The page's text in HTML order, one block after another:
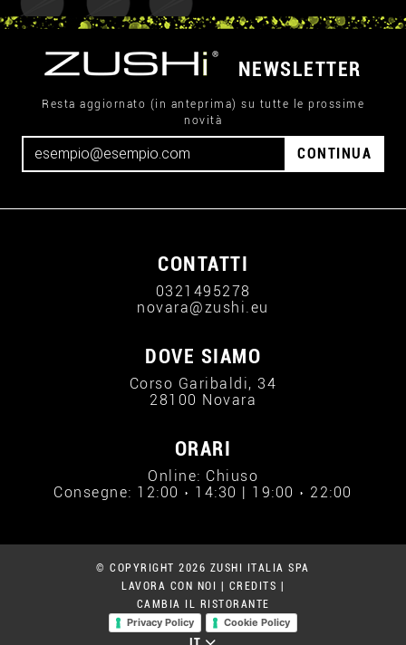
NEWSLETTER
Resta aggiornato (in anteprima) su tutte le prossime
novità
CONTINUA
CONTATTI
0321495278
novara@zushi.eu
DOVE SIAMO
Corso Garibaldi, 34
28100 Novara
ORARI
Online: Chiuso
Consegne: 12:00 › 14:30 | 19:00 › 22:00
© COPYRIGHT 2026 ZUSHI ITALIA SPA
LAVORA CON NOI
CREDITS
CAMBIA IL RISTORANTE
Privacy Policy
Cookie Policy